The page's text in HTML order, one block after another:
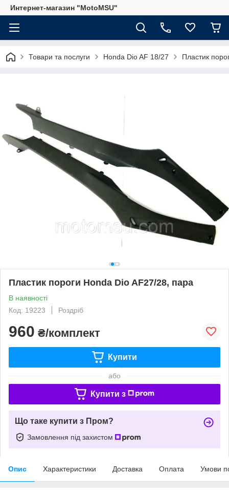
Интернет-магазин "MotoMSU"
Товари та послуги Honda Dio AF 18/27 Пластик
Пластик пороги Honda Dio AF27/28, пара
В наявності
Код: 19223
Роздріб
960 ₴/комплект
Купити
або
Купити з
Що таке купити з Пром?
Замовлення під захистом
Опис Характеристики Доставка Оплата Умови